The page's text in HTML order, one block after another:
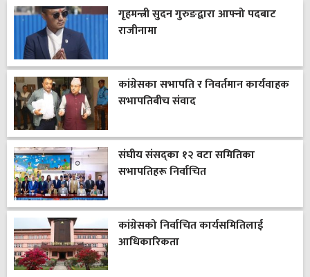
गृहमन्त्री सुदन गुरुङद्वारा आफ्नो पदबाट
राजीनामा
कांग्रेसका सभापति र निवर्तमान कार्यवाहक
सभापतिबीच संवाद
संघीय संसद्का १२ वटा समितिका
सभापतिहरू निर्वाचित
कांग्रेसको निर्वाचित कार्यसमितिलाई
आधिकारिकता